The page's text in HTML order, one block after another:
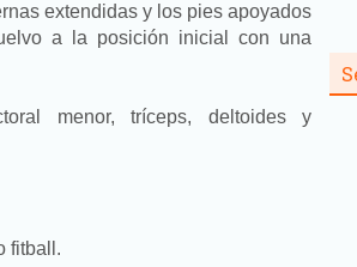
extendidas y los pies apoyados
a la posición inicial con una
menor, tríceps, deltoides y
fitball.